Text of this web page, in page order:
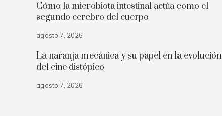
Cómo la microbiota intestinal actúa como el
segundo cerebro del cuerpo
agosto 7, 2026
La naranja mecánica y su papel en la evolución
del cine distópico
agosto 7, 2026